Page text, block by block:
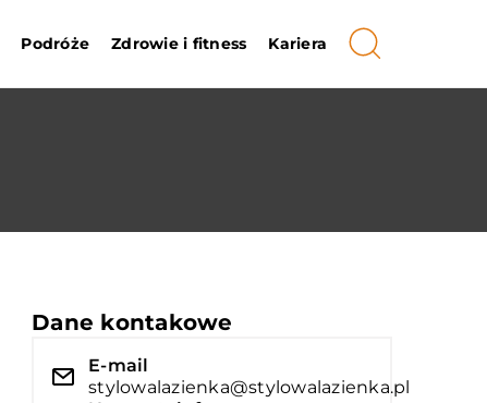
Podróże Zdrowie i fitness Kariera
Dane kontakowe
E-mail
stylowalazienka@stylowalazienka.pl